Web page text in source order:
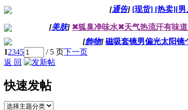
[通告] [现货] [热卖][男
[美肤] ✖狐臭净味水✖天气热流汗有味
[飾物] 磁吸套镜男偏光太阳镜
12345 / 5 页下一页
返 回
快速发帖